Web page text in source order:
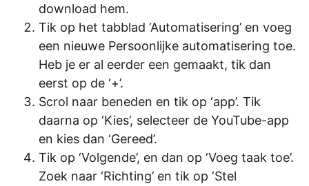
download hem.
Tik op het tabblad ‘Automatisering’ en voeg
een nieuwe Persoonlijke automatisering toe.
Heb je er al eerder een gemaakt, tik dan
eerst op de ‘+’.
Scrol naar beneden en tik op ‘app’. Tik
daarna op ‘Kies’, selecteer de YouTube-app
en kies dan ‘Gereed’.
Tik op ‘Volgende’, en dan op ‘Voeg taak toe’.
Zoek naar ‘Richting’ en tik op ‘Stel